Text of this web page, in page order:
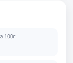
100г